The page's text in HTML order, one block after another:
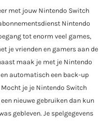
met jouw Nintendo Switch
Nintendo
tot enorm veel games,
je vrienden en gamers aan de
maak je met je Nintendo
automatisch een back-up
je je Nintendo Switch
nieuwe gebruiken dan kun
gebleven. Je spelgegevens